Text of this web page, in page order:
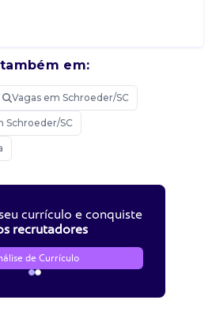
em:
Vagas em Schroeder/SC
Schroeder/SC
currículo e conquiste
recrutadores
de Currículo